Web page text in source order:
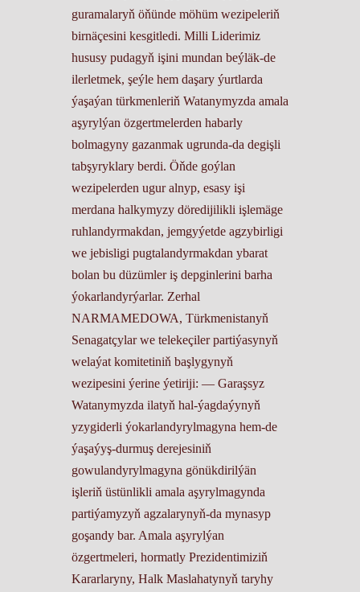
guramalaryň öňünde möhüm wezipeleriň
birnäçesini kesgitledi. Milli Liderimiz
hususy pudagyň işini mundan beýläk-de
ilerletmek, şeýle hem daşary ýurtlarda
ýaşaýan türkmenleriň Watanymyzda amala
aşyrylýan özgertmelerden habarly
bolmagyny gazanmak ugrunda-da degişli
tabşyryklary berdi. Öňde goýlan
wezipelerden ugur alnyp, esasy işi
merdana halkymyzy döredijilikli işlemäge
ruhlandyrmakdan, jemgyýetde agzybirligi
we jebisligi pugtalandyrmakdan ybarat
bolan bu düzümler iş depginlerini barha
ýokarlandyrýarlar. Zerhal
NARMAMEDOWA, Türkmenistanyň
Senagatçylar we telekeçiler partiýasynyň
welaýat komitetiniň başlygynyň
wezipesini ýerine ýetiriji: ― Garaşsyz
Watanymyzda ilatyň hal-ýagdaýynyň
yzygiderli ýokarlandyrylmagyna hem-de
ýaşaýyş-durmuş derejesiniň
gowulandyrylmagyna gönükdirilýän
işleriň üstünlikli amala aşyrylmagynda
partiýamyzyň agzalarynyň-da mynasyp
goşandy bar. Amala aşyrylýan
özgertmeleri, hormatly Prezidentimiziň
Kararlaryny, Halk Maslahatynyň taryhy